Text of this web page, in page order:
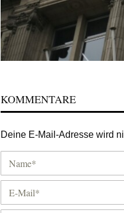
KOMMENTARE
Deine E-Mail-Adresse wird